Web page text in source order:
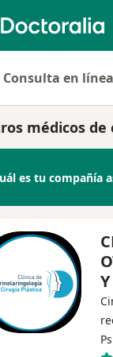
Consulta en línea
médicos
es tu compañía